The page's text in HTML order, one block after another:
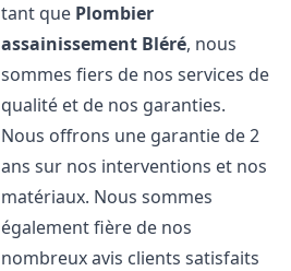
tant que Plombier
assainissement Bléré, nous
sommes fiers de nos services de
qualité et de nos garanties.
Nous offrons une garantie de 2
ans sur nos interventions et nos
matériaux. Nous sommes
également fière de nos
nombreux avis clients satisfaits